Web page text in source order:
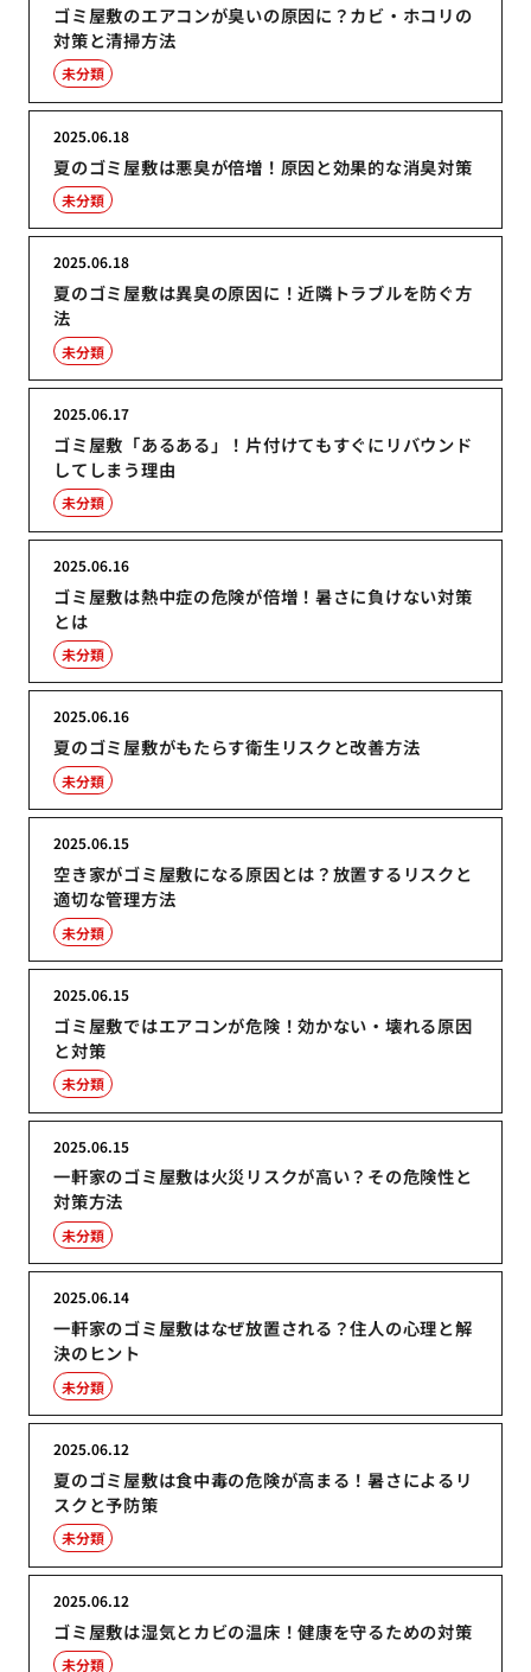
ゴミ屋敷のエアコンが臭いの原因に？カビ・ホコリの
対策と清掃方法
未分類
夏のゴミ屋敷は悪臭が倍増！原因と効果的な消臭対策
2025.06.18
未分類
夏のゴミ屋敷は異臭の原因に！近隣トラブルを防ぐ方
法
2025.06.18
未分類
ゴミ屋敷「あるある」！片付けてもすぐにリバウンド
してしまう理由
2025.06.17
未分類
ゴミ屋敷は熱中症の危険が倍増！暑さに負けない対策
とは
2025.06.16
未分類
夏のゴミ屋敷がもたらす衛生リスクと改善方法
2025.06.16
未分類
空き家がゴミ屋敷になる原因とは？放置するリスクと
適切な管理方法
2025.06.15
未分類
ゴミ屋敷ではエアコンが危険！効かない・壊れる原因
と対策
2025.06.15
未分類
一軒家のゴミ屋敷は火災リスクが高い？その危険性と
対策方法
2025.06.15
未分類
一軒家のゴミ屋敷はなぜ放置される？住人の心理と解
決のヒント
2025.06.14
未分類
夏のゴミ屋敷は食中毒の危険が高まる！暑さによるリ
スクと予防策
2025.06.12
未分類
ゴミ屋敷は湿気とカビの温床！健康を守るための対策
2025.06.12
未分類